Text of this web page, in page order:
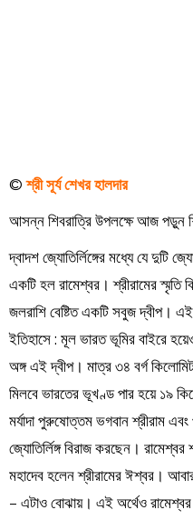
©শ্রী সূর্য শেখর হালদার
আসন্ন শিবরাত্রি উপলক্ষে আজ পড়ুন
দ্বাদশ জ্যোতির্লিঙ্গের মধ্যে যে দুটি
একটি হল রামেশ্বর। শ্রীরামের স্মৃতি
জলরাশি বেষ্টিত একটি সবুজ দ্বীপ।
ইতিহাসে : মূল ভারত ভূমির বাইরে
অঙ্গ এই দ্বীপ। মাত্র ৩৪ বর্গ
মিলবে ভারতের ভূখণ্ড পার হয়ে ১৯
মর্যাদা পুরুষোত্তম ভগবান শ্রীরাম এবং
জ্যোতির্লিঙ্গ বিরাজ করছেন। রামেশ্বর
মহাদেব হলেন শ্রীরামের ঈশ্বর। আবার
– এটাও বোঝায়। এই অর্থেও রামেশ্বর